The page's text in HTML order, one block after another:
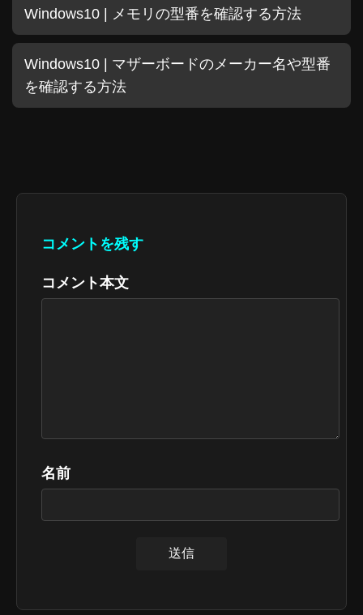
Windows10 | メモリの型番を確認する方法
Windows10 | マザーボードのメーカー名や型番
を確認する方法
コメントを残す
コメント本文
名前